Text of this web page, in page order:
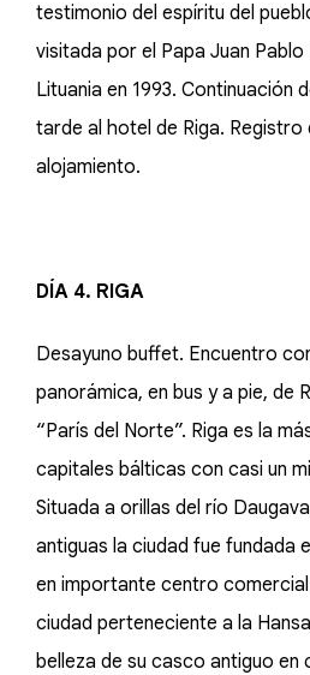
testimonio del espíritu del
visitada por el Papa Juan
Lituania en 1993. Continuación
tarde al hotel de Riga. Registro
alojamiento.
DÍA 4. RIGA
Desayuno buffet. Encuentro
panorámica, en bus y a pie, de
“París del Norte”. Riga es la
capitales bálticas con casi un
Situada a orillas del río
antiguas la ciudad fue fundada
en importante centro
ciudad perteneciente a la
belleza de su casco antiguo en